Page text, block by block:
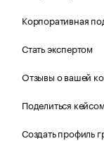
Корпоративная
Стать экспертом
Отзывы о вашей
Поделиться кейсом
Создать профиль